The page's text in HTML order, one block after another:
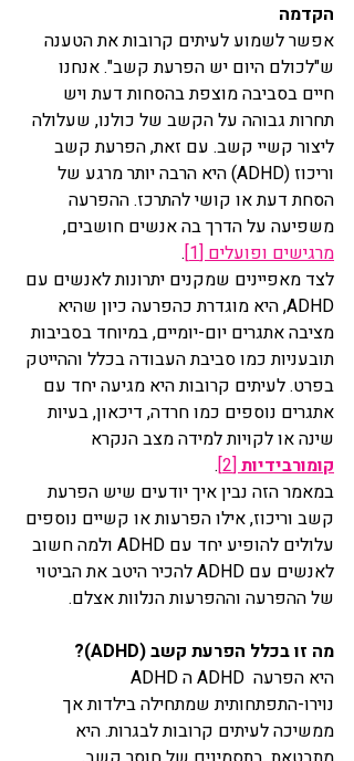
הקדמה
אפשר לשמוע לעיתים קרובות את הטענה
ש"לכולם היום יש הפרעת קשב". אנחנו
חיים בסביבה מוצפת בהסחות דעת ויש
תחרות גבוהה על הקשב של כולנו, שעלולה
ליצור קשיי קשב. עם זאת, הפרעת קשב
וריכוז (ADHD) היא הרבה יותר מרגע של
הסחת דעת או קושי להתרכז. ההפרעה
משפיעה על הדרך בה אנשים חושבים,
מרגישים ופועלים [1] .
לצד מאפיינים שמקנים יתרונות לאנשים עם
ADHD, היא מוגדרת כהפרעה כיון שהיא
מציבה אתגרים יום-יומיים, במיוחד בסביבות
תובעניות כמו סביבת העבודה בכלל וההייטק
בפרט. לעיתים קרובות היא מגיעה יחד עם
אתגרים נוספים כמו חרדה, דיכאון, בעיות
שינה או לקויות למידה מצב הנקרא
קומורבידיות [2]
.
במאמר הזה נבין איך יודעים שיש הפרעת
קשב וריכוז, אילו הפרעות או קשיים נוספים
עלולים להופיע יחד עם ADHD ולמה חשוב
לאנשים עם ADHD להכיר היטב את הביטוי
של ההפרעה וההפרעות הנלוות אצלם.
מה זו בכלל הפרעת קשב (ADHD)?
ADHD ה ADHD היא הפרעה
נוירו-התפתחותית שמתחילה בילדות אך
ממשיכה לעיתים קרובות לבגרות. היא